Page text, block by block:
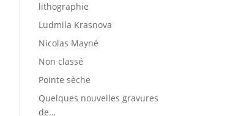
lithographie
Ludmila Krasnova
Nicolas Mayné
Non classé
Pointe sèche
Quelques nouvelles gravures
de…